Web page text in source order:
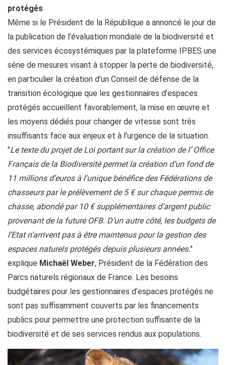
protégés
Même si le Président de la République a annoncé le jour de
la publication de l’évaluation mondiale de la biodiversité et
des services écosystémiques par la plateforme IPBES une
série de mesures visant à stopper la perte de biodiversité,
en particulier la création d’un Conseil de défense de la
transition écologique que les gestionnaires d’espaces
protégés accueillent favorablement, la mise en œuvre et
les moyens dédiés pour changer de vitesse sont très
insuffisants face aux enjeux et à l’urgence de la situation.
"Le texte du projet de Loi portant sur la création de l’ Office
Français de la Biodiversité permet la création d’un fond de
11 millions d’euros à l’unique bénéfice des Fédérations de
chasseurs par le prélèvement de 5 € sur chaque permis de
chasse, abondé par 10 € supplémentaires d’argent public
provenant de la future OFB. D’un autre côté, les budgets de
l’Etat n’arrivent pas à être maintenus pour la gestion des
espaces naturels protégés depuis plusieurs années."
explique Michaël Weber, Président de la Fédération des
Parcs naturels régionaux de France. Les besoins
budgétaires pour les gestionnaires d’espaces protégés ne
sont pas suffisamment couverts par les financements
publics pour permettre une protection suffisante de la
biodiversité et de ses services rendus aux populations.